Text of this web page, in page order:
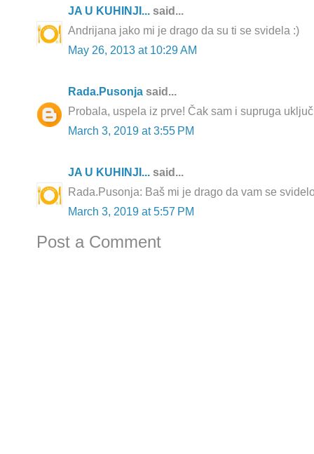
JA U KUHINJI... said...
Andrijana jako mi je drago da su ti se svidela :)
May 26, 2013 at 10:29 AM
Rada.Pusonja said...
Probala, uspela iz prve! Čak sam i supruga
March 3, 2019 at 3:55 PM
JA U KUHINJI... said...
Rada.Pusonja: Baš mi je drago da vam se
March 3, 2019 at 5:57 PM
Post a Comment